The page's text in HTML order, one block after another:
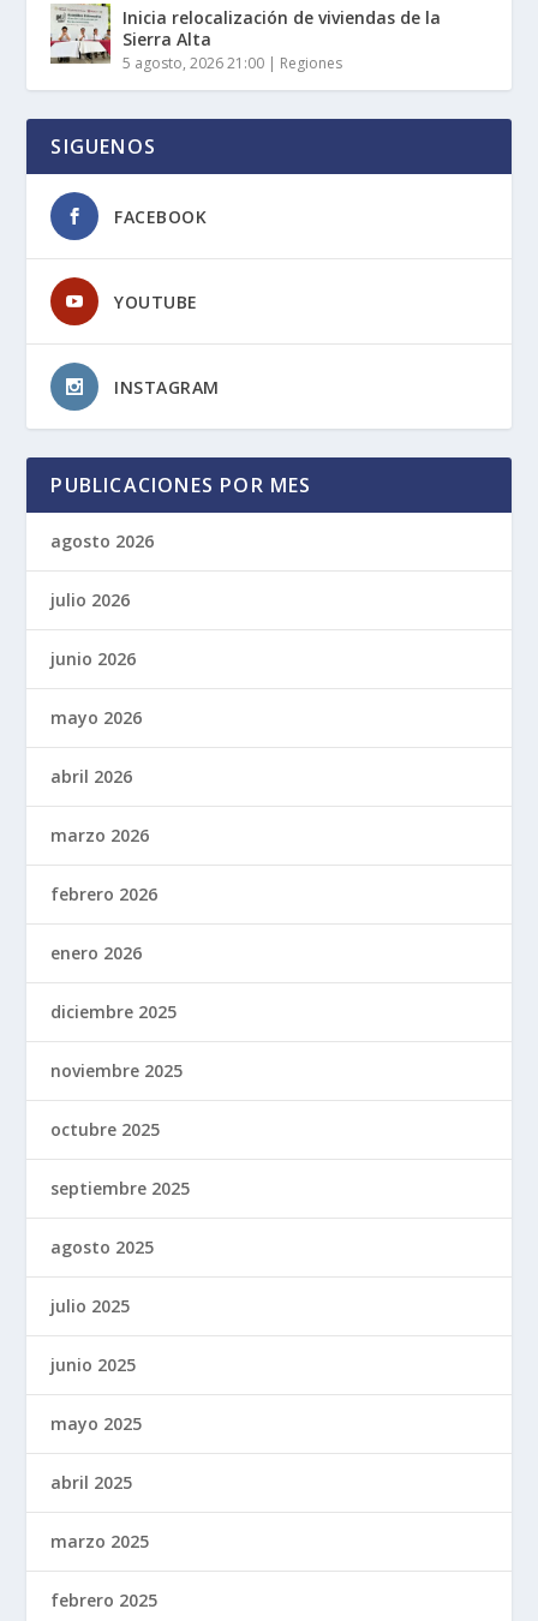
Inicia relocalización de viviendas de la
Sierra Alta
5 agosto, 2026 21:00 | Regiones
SIGUENOS
FACEBOOK
YOUTUBE
INSTAGRAM
PUBLICACIONES POR MES
agosto 2026
julio 2026
junio 2026
mayo 2026
abril 2026
marzo 2026
febrero 2026
enero 2026
diciembre 2025
noviembre 2025
octubre 2025
septiembre 2025
agosto 2025
julio 2025
junio 2025
mayo 2025
abril 2025
marzo 2025
febrero 2025